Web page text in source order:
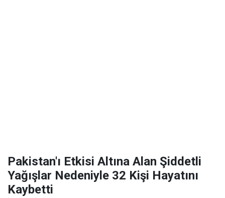
Pakistan'ı Etkisi Altına Alan Şiddetli
Yağışlar Nedeniyle 32 Kişi Hayatını
Kaybetti